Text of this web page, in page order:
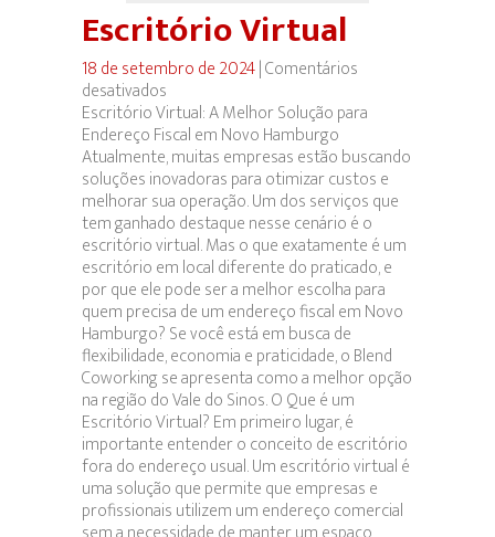
Escritório Virtual
18 de setembro de 2024|Comentários
desativados
Escritório
Virtual
Escritório Virtual: A Melhor Solução para
Endereço Fiscal em Novo Hamburgo
Atualmente, muitas empresas estão buscando
soluções inovadoras para otimizar custos e
melhorar sua operação. Um dos serviços que
tem ganhado destaque nesse cenário é o
escritório virtual. Mas o que exatamente é um
escritório em local diferente do praticado, e
por que ele pode ser a melhor escolha para
quem precisa de um endereço fiscal em Novo
Hamburgo? Se você está em busca de
flexibilidade, economia e praticidade, o Blend
Coworking se apresenta como a melhor opção
na região do Vale do Sinos. O Que é um
Escritório Virtual? Em primeiro lugar, é
importante entender o conceito de escritório
fora do endereço usual. Um escritório virtual é
uma solução que permite que empresas e
profissionais utilizem um endereço comercial